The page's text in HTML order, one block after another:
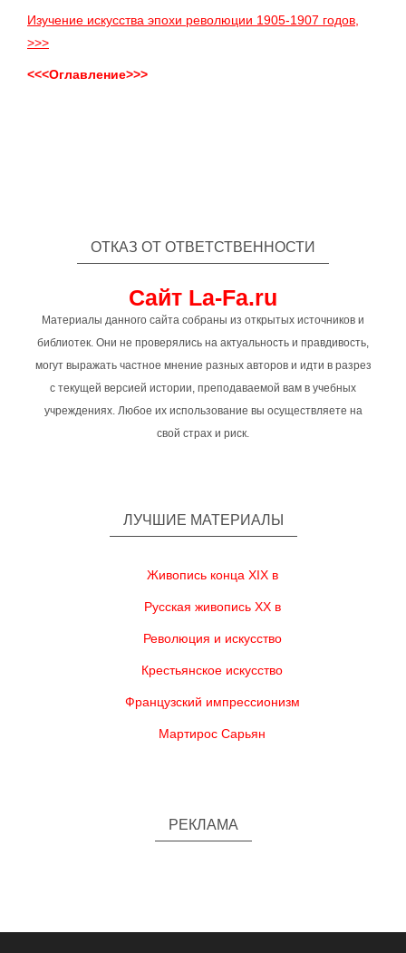
Изучение искусства эпохи революции 1905-1907 годов,
>>>
<<<Оглавление>>>
ОТКАЗ ОТ ОТВЕТСТВЕННОСТИ
Сайт La-Fa.ru
Материалы данного сайта собраны из открытых источников и
библиотек. Они не проверялись на актуальность и правдивость,
могут выражать частное мнение разных авторов и идти в разрез
с текущей версией истории, преподаваемой вам в учебных
учреждениях. Любое их использование вы осуществляете на
свой страх и риск.
ЛУЧШИЕ МАТЕРИАЛЫ
Живопись конца XIX в
Русская живопись XX в
Революция и искусство
Крестьянское искусство
Французский импрессионизм
Мартирос Сарьян
РЕКЛАМА